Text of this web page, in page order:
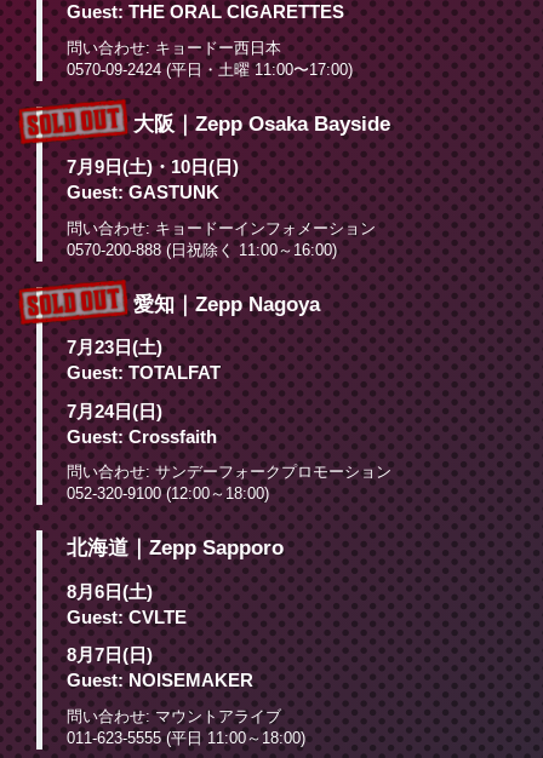
Guest: THE ORAL CIGARETTES
問い合わせ: キョードー西日本
0570-09-2424 (平日・土曜 11:00〜17:00)
大阪｜Zepp Osaka Bayside
7月9日(土)・10日(日)
Guest: GASTUNK
問い合わせ: キョードーインフォメーション
0570-200-888 (日祝除く 11:00～16:00)
愛知｜Zepp Nagoya
7月23日(土)
Guest: TOTALFAT
7月24日(日)
Guest: Crossfaith
問い合わせ: サンデーフォークプロモーション
052-320-9100 (12:00～18:00)
北海道｜Zepp Sapporo
8月6日(土)
Guest: CVLTE
8月7日(日)
Guest: NOISEMAKER
問い合わせ: マウントアライブ
011-623-5555 (平日 11:00～18:00)